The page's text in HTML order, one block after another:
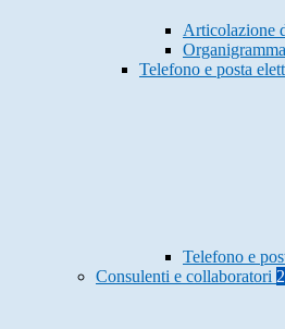
Articolazione
Organigramma
Telefono e posta
Telefono e
Consulenti e collaboratori